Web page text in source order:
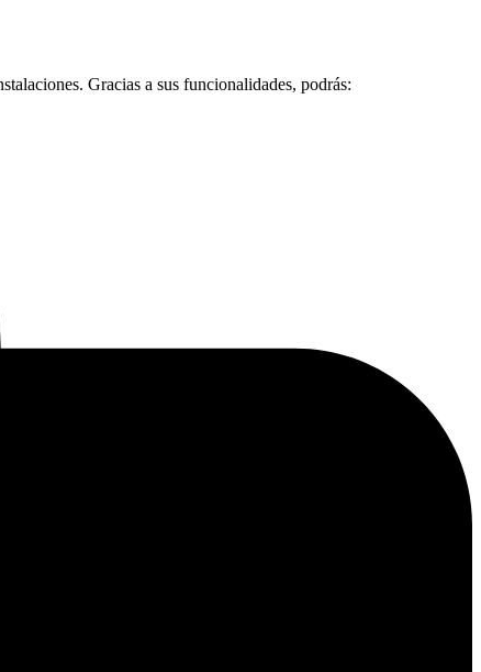
Gracias a sus funcionalidades, podrás: